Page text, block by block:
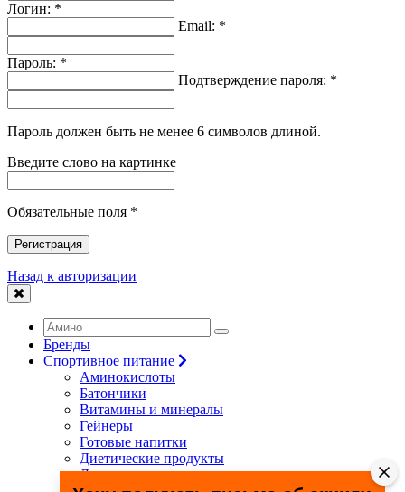
Логин: *
Email: *
Пароль: *
Подтверждение пароля: *
Пароль должен быть не менее 6 символов длиной.
Введите слово на картинке
Обязательные поля *
Регистрация
Назад к авторизации
Бренды
Спортивное питание
Аминокислоты
Батончики
Витамины и минералы
Гейнеры
Готовые напитки
Диетические продукты
Для связок и суставов